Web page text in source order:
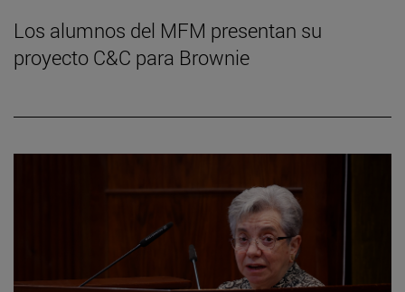
Los alumnos del MFM presentan su
proyecto C&C para Brownie